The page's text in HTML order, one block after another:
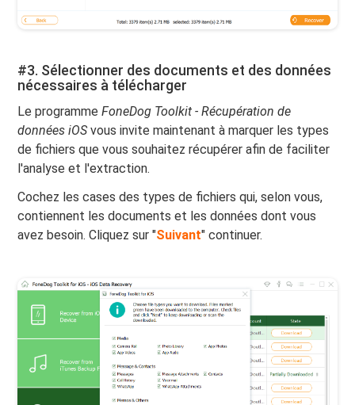
#3. Sélectionner des documents et des données
nécessaires à télécharger
Le programmeFoneDog Toolkit - Récupération de
données iOSvous invite maintenant à marquer les types
de fichiers que vous souhaitez récupérer afin de faciliter
l'analyse et l'extraction.
Cochez les cases des types de fichiers qui, selon vous,
contiennent les documents et les données dont vous
avez besoin. Cliquez sur "Suivant" continuer.